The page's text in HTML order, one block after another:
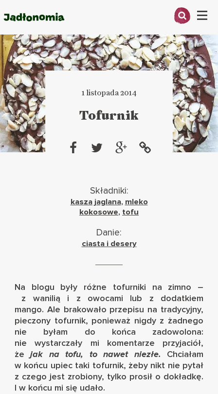
Menu
O MNIE
ARTYKUŁY
KSIĄŻKI
KONTAKT
1 listopada 2014
Tofurnik
Składniki:
kasza jaglana, mleko
kokosowe, tofu
Danie:
ciasta i desery
Na blogu były różne tofurniki na zimno –
z wanilią i z owocami lub z dodatkiem
mango. Ale brakowało przepisu na tradycyjny,
pieczony tofurnik, ponieważ nigdy z żadnego
nie byłam do końca zadowolona:
nie wystarczały mi komentarze przyjaciół,
żejak na tofu, to nawet niezłe. Chciałam
w końcu upiec taki tofurnik, żeby nikt nie pytał
z czego jest zrobiony, tylko prosił o dokładkę.
I w końcu mi się udało.